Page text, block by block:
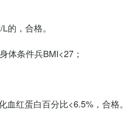
的，合格。
体条件兵BMI<27；
红蛋白百分比<6.5%，合格。